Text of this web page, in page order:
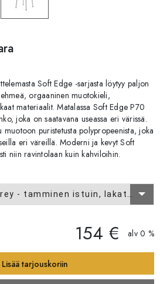
Soft Edge -sarjasta löytyy paljon
orgaaninen muotokieli,
materiaalit. Matalassa Soft Edge P70
joka on saatavana useassa eri värissä.
muotoon puristetusta polypropeenista, joka
eri väreillä. Moderni ja kevyt Soft
niin ravintolaan kuin kahviloihin.
154 € alv 0 %
tarjouskoriin